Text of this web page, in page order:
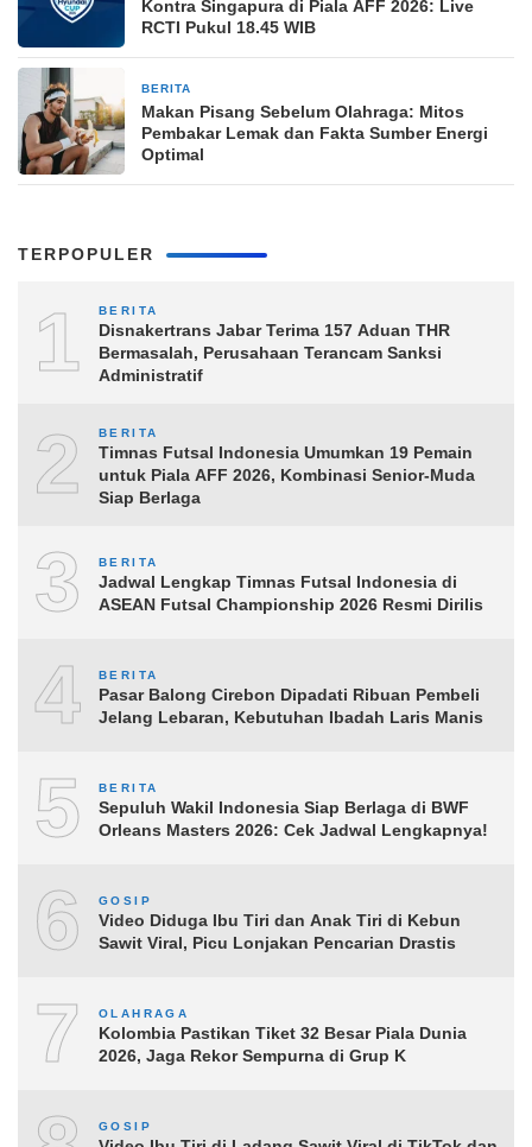
Kontra Singapura di Piala AFF 2026: Live
RCTI Pukul 18.45 WIB
BERITA
Makan Pisang Sebelum Olahraga: Mitos
Pembakar Lemak dan Fakta Sumber Energi
Optimal
TERPOPULER
1 BERITA
Disnakertrans Jabar Terima 157 Aduan THR
Bermasalah, Perusahaan Terancam Sanksi
Administratif
2 BERITA
Timnas Futsal Indonesia Umumkan 19 Pemain
untuk Piala AFF 2026, Kombinasi Senior-Muda
Siap Berlaga
3 BERITA
Jadwal Lengkap Timnas Futsal Indonesia di
ASEAN Futsal Championship 2026 Resmi Dirilis
4 BERITA
Pasar Balong Cirebon Dipadati Ribuan Pembeli
Jelang Lebaran, Kebutuhan Ibadah Laris Manis
5 BERITA
Sepuluh Wakil Indonesia Siap Berlaga di BWF
Orleans Masters 2026: Cek Jadwal Lengkapnya!
6 GOSIP
Video Diduga Ibu Tiri dan Anak Tiri di Kebun
Sawit Viral, Picu Lonjakan Pencarian Drastis
7 OLAHRAGA
Kolombia Pastikan Tiket 32 Besar Piala Dunia
2026, Jaga Rekor Sempurna di Grup K
GOSIP